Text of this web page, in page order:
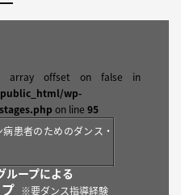
array offset on false in
wp-
on line 95
患者のためのダンス・
ループによる
※要ダンス指導経験